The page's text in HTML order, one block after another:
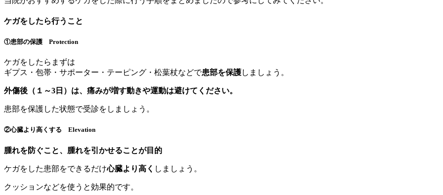
ケガをしたら行うこと
①患部の保護 Protection
ケガをしたらまずは
ギプス・包帯・サポーター・テーピング・松葉杖などで患部を保護しましょう。
外傷後（１～3日）は、痛みが増す動きや運動は避けてください。
患部を保護した状態で受診をしましょう。
②心臓より高くする Elevation
腫れを防ぐこと、腫れを引かせることが目的
ケガをした患部をできるだけ心臓より高く しましょう。
クッションなどを使うと効果的です。